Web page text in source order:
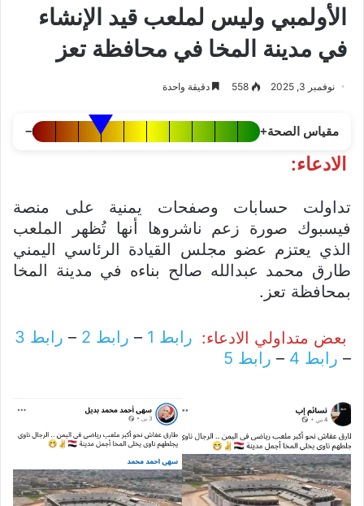
الأولمبي وليس لملعب قيد الإنشاء
في مدينة المخا في محافظة تعز
نوفمبر 3, 2025 558 دقيقة واحدة
مقياس الصحة+
−
الادعاء:
تداولت حسابات وصفحات يمنية على منصة
فيسبوك صورة زعم ناشروها أنها تُظهر الملعب
الذي يعتزم عضو مجلس القيادة الرئاسي اليمني
طارق محمد عبدالله صالح بناءه في مدينة المخا
بمحافظة تعز.
بعض متداولي الادعاء: رابط 1 – رابط 2 – رابط 3
– رابط 4 – رابط 5